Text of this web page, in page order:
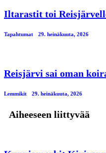
Iltarastit toi
Tapahtumat 29. heinäkuuta, 2026
Reisjärvi sai oman
Lemmikit 29. heinäkuuta, 2026
Aiheeseen liittyvää